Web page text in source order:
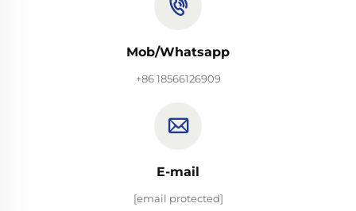
Mob/Whatsapp
+86 18566126909
E-mail
[email protected]